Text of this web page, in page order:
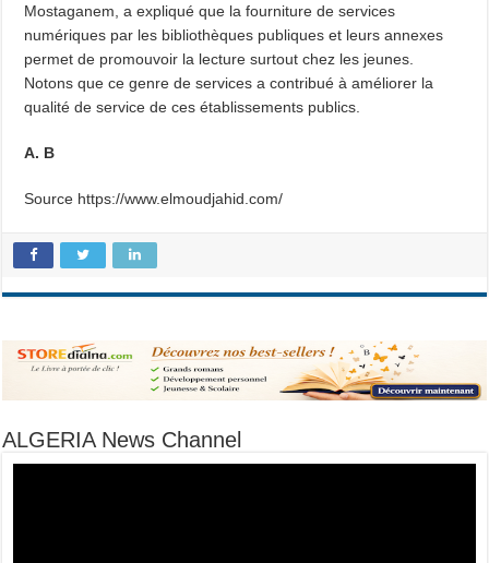
Mostaganem, a expliqué que la fourniture de services
numériques par les bibliothèques publiques et leurs annexes
permet de promouvoir la lecture surtout chez les jeunes.
Notons que ce genre de services a contribué à améliorer la
qualité de service de ces établissements publics.
A. B
Source https://www.elmoudjahid.com/
ALGERIA News Channel